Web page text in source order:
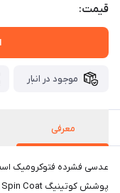
قیمت:
موجود در انبار
معرفی